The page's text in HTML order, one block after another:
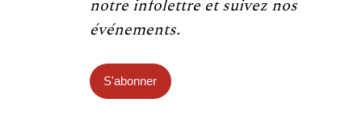
notre infolettre et suivez nos
événements.
S'abonner